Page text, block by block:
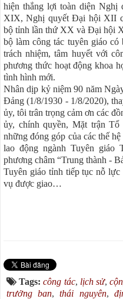
hiện thắng lợi toàn diện
XIX, Nghị quyết Đại hội XII
bộ tỉnh lần thứ XX và Đại hội
bộ làm công tác tuyên giáo
trách nhiệm, tâm huyết với
phương thức hoạt động khoa
tình hình mới.
Nhân dịp kỷ niệm 90 năm
Đảng (1/8/1930 - 1/8/2020),
ủy, tôi trân trọng cảm ơn các
ủy, chính quyền, Mặt trận Tổ
những đóng góp của các thế
lao động ngành Tuyên giáo
phương châm “Trung thành -
Tuyên giáo tỉnh tiếp tục nỗ lực
vụ được giao…
Tags:công tác, lịch sử,
trưởng ban,thái nguyên,